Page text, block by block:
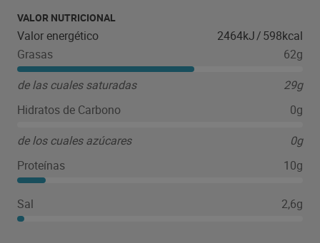
VALOR NUTRICIONAL
Valor energético 2464kJ/598kcal
Grasas
62g
de las cuales saturadas
29g
Hidratos de Carbono
0g
de los cuales azúcares
0g
Proteínas
10g
Sal 2,6g